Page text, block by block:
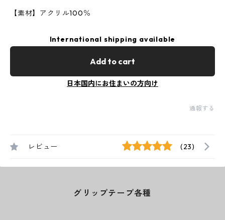
【素材】アクリル100％
International shipping available
Add to cart
日本国内にお住まいの方向け
通報する
レビュー (23)
グリップテープ各種